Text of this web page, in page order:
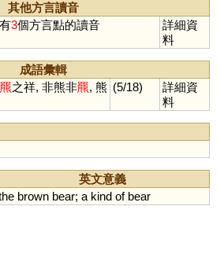
其他方言讀音
3個方言點的讀音
詳細資
料
成語彙輯
羆之祥, 非熊非羆, 熊 (5/18)
詳細資
料
英文意義
brown bear; a kind of bear